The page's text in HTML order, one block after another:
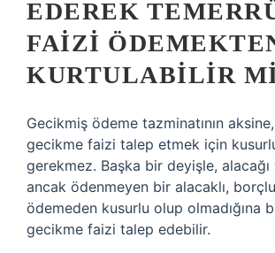
EDEREK
FAIZI
KURTULABILIR
Gecikmiş ödeme tazminatının
gecikme faizi talep etmek için
gerekmez. Başka bir deyişle,
ancak ödenmeyen bir alacaklı,
ödemeden kusurlu olup olmadığına
gecikme faizi talep edebilir.